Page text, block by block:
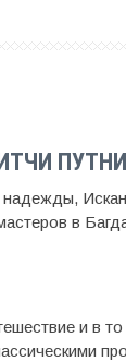
в
и в